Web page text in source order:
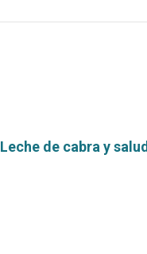
Leche de cabra y salud